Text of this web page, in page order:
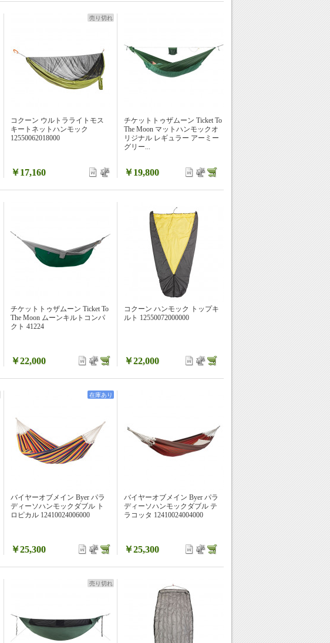
コクーン ウルトラライトモス
キートネットハンモック
12550062018000
￥17,160
売り切れ
チケットトゥザムーン Ticket To
The Moon マットハンモックオ
リジナル レギュラー アーミー
グリー...
￥19,800
チケットトゥザムーン Ticket To
The Moon ムーンキルトコンパ
クト 41224
￥22,000
コクーン ハンモック トップキ
ルト 12550072000000
￥22,000
バイヤーオブメイン Byer パラ
ディーソハンモックダブル ト
ロピカル 12410024006000
￥25,300
在庫あり
バイヤーオブメイン Byer パラ
ディーソハンモックダブル テ
ラコッタ 12410024004000
￥25,300
売り切れ